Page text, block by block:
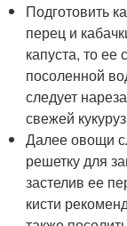
Подготовить
перец и
капуста, то ее
посоленной
следует
свежей
Далее овощи
решетку для
застелив ее
кисти